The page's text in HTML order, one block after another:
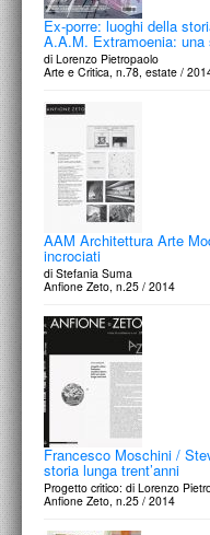
Ex-porre: luoghi della
A.A.M. Extramoenia:
di Lorenzo Pietropaolo
Arte e Critica, n.78, estate /
AAM Architettura Arte
incrociati
di Stefania Suma
Anfione Zeto, n.25 / 2014
Francesco Moschini /
storia lunga trent’anni
Progetto critico: di Lorenzo
Anfione Zeto, n.25 / 2014